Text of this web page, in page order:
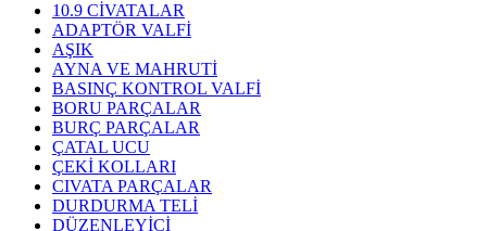
10.9 CİVATALAR
ADAPTÖR VALFİ
AŞIK
AYNA VE MAHRUTİ
BASINÇ KONTROL VALFİ
BORU PARÇALAR
BURÇ PARÇALAR
ÇATAL UCU
ÇEKİ KOLLARI
CIVATA PARÇALAR
DURDURMA TELİ
DÜZENLEYİCİ